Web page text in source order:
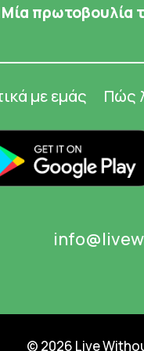
Μία πρωτοβουλία
με εμάς Πώς
© 2026 Live